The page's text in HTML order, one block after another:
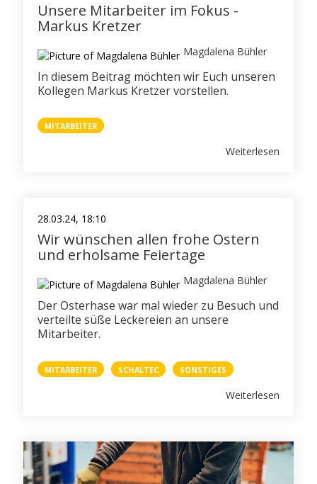
Unsere Mitarbeiter im Fokus -
Markus Kretzer
Magdalena Bühler
In diesem Beitrag möchten wir Euch unseren
Kollegen Markus Kretzer vorstellen.
MITARBEITER
Weiterlesen
28.03.24, 18:10
Wir wünschen allen frohe Ostern
und erholsame Feiertage
Magdalena Bühler
Der Osterhase war mal wieder zu Besuch und
verteilte süße Leckereien an unsere
Mitarbeiter.
MITARBEITER SCHALTEC SONSTIGES
Weiterlesen